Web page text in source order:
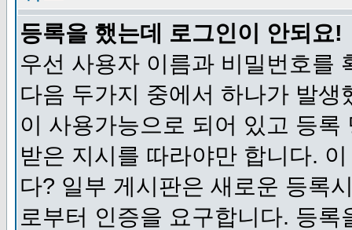
등록을 했는데 로그인이 안되요!
우선 사용자 이름과 비밀번호를
다음 두가지 중에서 하나가 발
이 사용가능으로 되어 있고 등
받은 지시를 따라야만 합니다.
다? 일부 게시판은 새로운 등록
로부터 인증을 요구합니다. 등